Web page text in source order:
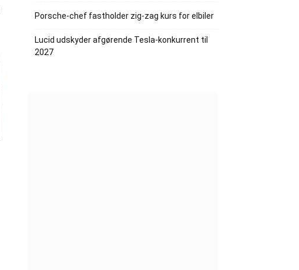
Porsche-chef fastholder zig-zag kurs for elbiler
Lucid udskyder afgørende Tesla-konkurrent til
2027